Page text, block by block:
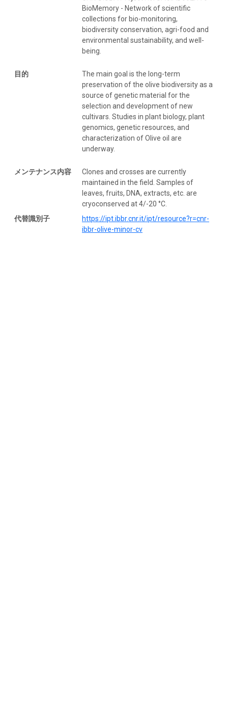
BioMemory - Network of scientific
collections for bio-monitoring,
biodiversity conservation, agri-food and
environmental sustainability, and well-
being.
目的
The main goal is the long-term
preservation of the olive biodiversity as a
source of genetic material for the
selection and development of new
cultivars. Studies in plant biology, plant
genomics, genetic resources, and
characterization of Olive oil are
underway.
メンテナンス内容
Clones and crosses are currently
maintained in the field. Samples of
leaves, fruits, DNA, extracts, etc. are
cryoconserved at 4/-20 °C.
代替識別子
https://ipt.ibbr.cnr.it/ipt/resource?r=cnr-
ibbr-olive-minor-cv